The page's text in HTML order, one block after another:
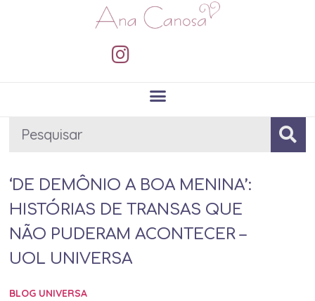
‘DE DEMÔNIO A BOA MENINA’:
HISTÓRIAS DE TRANSAS QUE
NÃO PUDERAM ACONTECER –
UOL UNIVERSA
BLOG UNIVERSA